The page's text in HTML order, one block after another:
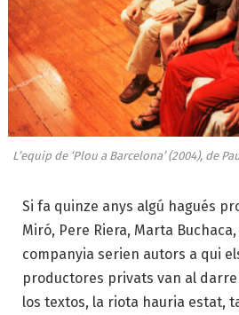
L’equip de ‘Plou a Barcelona’ (2004), de
Si fa quinze anys algú hagués
Miró, Pere Riera, Marta Buchaca,
companyia serien autors a qui
productores privats van al
los textos, la riota hauria estat,